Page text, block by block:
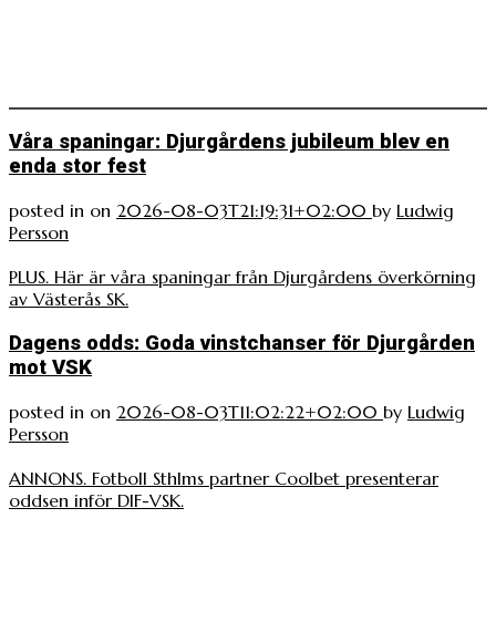
Våra spaningar: Djurgårdens jubileum blev en
enda stor fest
posted in on 2026-08-03T21:19:31+02:00 by Ludwig
Persson
PLUS. Här är våra spaningar från Djurgårdens överkörning
av Västerås SK.
Dagens odds: Goda vinstchanser för Djurgården
mot VSK
posted in on 2026-08-03T11:02:22+02:00 by Ludwig
Persson
ANNONS. Fotboll Sthlms partner Coolbet presenterar
oddsen inför DIF-VSK.